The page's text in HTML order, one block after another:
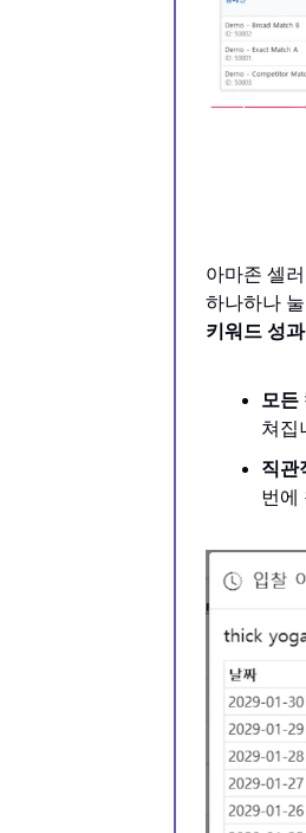
아마존 셀
하나하나
키워드 성
모든
쳐집
직관
번에